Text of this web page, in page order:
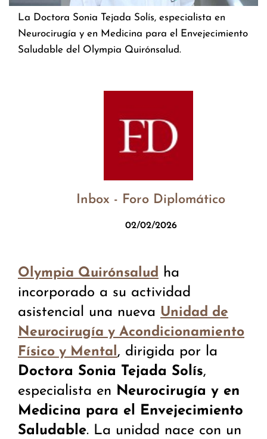
La Doctora Sonia Tejada Solís, especialista en
Neurocirugía y en Medicina para el Envejecimiento
Saludable del Olympia Quirónsalud.
Inbox - Foro Diplomático
02/02/2026
Olympia Quirónsalud ha
incorporado a su actividad
asistencial una nueva Unidad de
Neurocirugía y Acondicionamiento
Físico y Mental, dirigida por la
Doctora Sonia Tejada Solís,
especialista en Neurocirugía y en
Medicina para el Envejecimiento
Saludable. La unidad nace con un